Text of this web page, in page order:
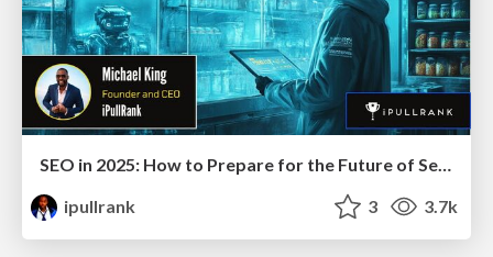
ipullrank
3 3.7k